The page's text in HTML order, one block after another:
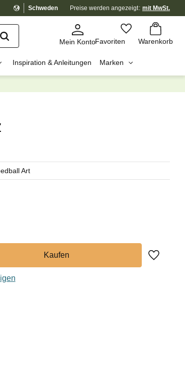
Schweden Preise werden angezeigt mit MwSt.
Mein KontoFavoriten Warenkorb
Favoriten
Warenkorb
Inspiration & Anleitungen Marken
Zu
Art